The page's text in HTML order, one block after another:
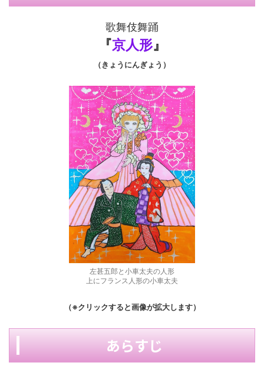
歌舞伎舞踊
『京人形』
（きょうにんぎょう）
左甚五郎と小車太夫の人形
上にフランス人形の小車太夫
（※クリックすると画像が拡大します）
あらすじ